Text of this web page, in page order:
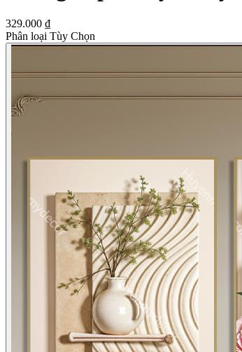
329.000 ₫
Phân loại Tùy Chọn